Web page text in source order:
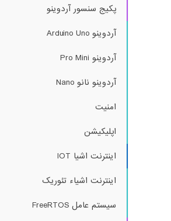
پکیج سنسور آردوینو
آردوینو Arduino Uno
آردوینو Pro Mini
آردوینو نانو Nano
امنیت
اپلیکیشن
اینترنت اشیا IOT
اینترنت اشیاء تئوریک
سیستم عامل FreeRTOS